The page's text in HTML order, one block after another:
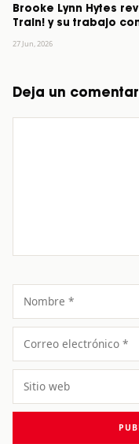
Brooke Lynn Hytes
Train! y su trabajo
27 Jun, 2026
Deja un
Nombre
Correo
electrónico
Sitio
web